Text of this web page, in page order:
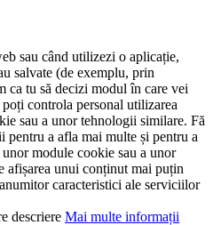
sau când utilizezi o aplicație,
salvate (de exemplu, prin
ca tu să decizi modul în care vei
controla personal utilizarea
sau a unor tehnologii similare. Fă
a afla mai multe și pentru a
module cookie sau a unor
afișarea unui conținut mai puțin
caracteristici ale serviciilor
descriere Mai multe informații